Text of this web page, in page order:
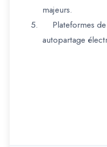
majeurs.
5.
Plateformes
autopartage